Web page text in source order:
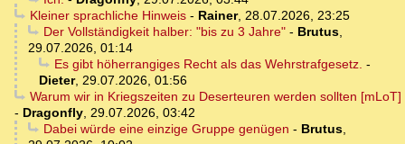
Kleiner sprachliche Hinweis- Rainer, 28.07.2026, 23:25
Der Vollständigkeit halber: "bis zu 3 Jahre"- Brutus,
29.07.2026, 01:14
Es gibt höherrangiges Recht als das Wehrstrafgesetz. -
Dieter, 29.07.2026, 01:56
Warum wir in Kriegszeiten zu Deserteuren werden sollten [mLoT]
- Dragonfly, 29.07.2026, 03:42
Dabei würde eine einzige Gruppe genügen - Brutus,